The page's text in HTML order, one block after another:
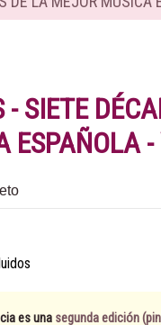
- SIETE
ESPAÑOLA
es una segunda edición